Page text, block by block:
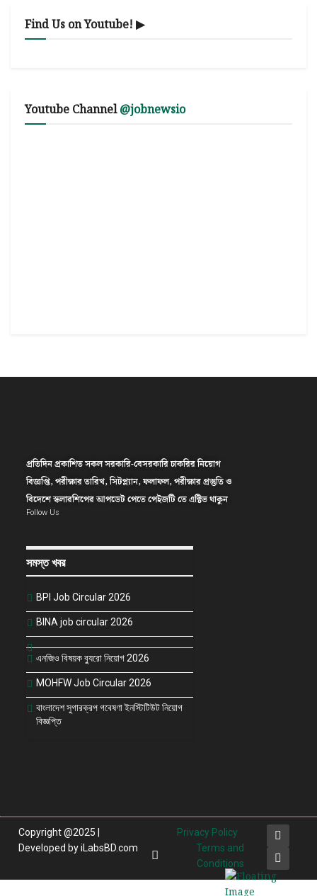
Find Us on Youtube! ▶
Youtube Channel@jobnewsio
প্রতিদিন প্রকাশিত সকল সরকারি-বেসরকারি চাকরির নিয়োগ
বিজ্ঞপ্তি, পরীক্ষার তারিখ, সিটপ্ল্যান, ফলাফল, পরীক্ষার প্রস্তুতি ও
বিদেশে স্কলারশিপের আপডেট পেতে পেইজটি তে এক্টিভ থাকুন
Follow Us
সমস্ত খবর
BPI Job Circular 2026
BINA job circular 2026
এনজিও বিষয়ক ব্যুরো নিয়োগ 2026
MOHFW Job Circular 2026
বাংলাদেশ সুগারক্রপ গবেষণা ইনস্টিটিউট নিয়োগ
বিজ্ঞপ্তি
Copyright @2025 |
Developed by iLabsBD.com
Privacy Policy
Terms and
Conditions